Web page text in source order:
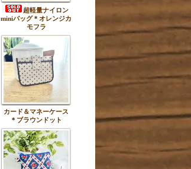
超軽量ナイロン
miniバッグ＊オレンジカ
モフラ
カード＆マネーケース
＊ブラウンドット